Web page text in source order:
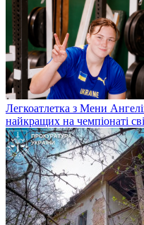
Легкоатлетка з Мени
найкращих на чемпіонаті